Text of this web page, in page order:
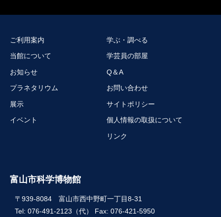
富山市科学博物館
〒939-8084 富山市西中野町一丁目8-31
Tel: 076-491-2123（代） Fax: 076-421-5950
ご利用案内
当館について
お知らせ
プラネタリウム
展示
イベント
学ぶ・調べる
学芸員の部屋
Q＆A
お問い合わせ
サイトポリシー
個人情報の取扱について
リンク